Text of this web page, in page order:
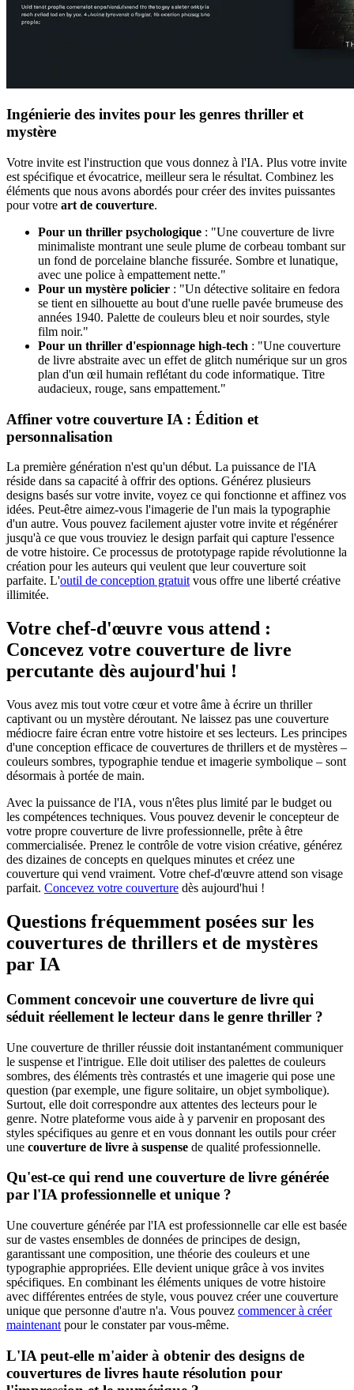
Ingénierie des invites pour les genres thriller et
mystère
Votre invite est l'instruction que vous donnez à l'IA. Plus votre invite
est spécifique et évocatrice, meilleur sera le résultat. Combinez les
éléments que nous avons abordés pour créer des invites puissantes
pour votre art de couverture.
Pour un thriller psychologique : "Une couverture de livre
minimaliste montrant une seule plume de corbeau tombant sur
un fond de porcelaine blanche fissurée. Sombre et lunatique,
avec une police à empattement nette."
Pour un mystère policier : "Un détective solitaire en fedora
se tient en silhouette au bout d'une ruelle pavée brumeuse des
années 1940. Palette de couleurs bleu et noir sourdes, style
film noir."
Pour un thriller d'espionnage high-tech : "Une couverture
de livre abstraite avec un effet de glitch numérique sur un gros
plan d'un œil humain reflétant du code informatique. Titre
audacieux, rouge, sans empattement."
Affiner votre couverture IA : Édition et
personnalisation
La première génération n'est qu'un début. La puissance de l'IA
réside dans sa capacité à offrir des options. Générez plusieurs
designs basés sur votre invite, voyez ce qui fonctionne et affinez vos
idées. Peut-être aimez-vous l'imagerie de l'un mais la typographie
d'un autre. Vous pouvez facilement ajuster votre invite et régénérer
jusqu'à ce que vous trouviez le design parfait qui capture l'essence
de votre histoire. Ce processus de prototypage rapide révolutionne la
création pour les auteurs qui veulent que leur couverture soit
parfaite. L'outil de conception gratuit vous offre une liberté créative
illimitée.
Votre chef-d'œuvre vous attend :
Concevez votre couverture de livre
percutante dès aujourd'hui !
Vous avez mis tout votre cœur et votre âme à écrire un thriller
captivant ou un mystère déroutant. Ne laissez pas une couverture
médiocre faire écran entre votre histoire et ses lecteurs. Les principes
d'une conception efficace de couvertures de thrillers et de mystères –
couleurs sombres, typographie tendue et imagerie symbolique – sont
désormais à portée de main.
Avec la puissance de l'IA, vous n'êtes plus limité par le budget ou
les compétences techniques. Vous pouvez devenir le concepteur de
votre propre couverture de livre professionnelle, prête à être
commercialisée. Prenez le contrôle de votre vision créative, générez
des dizaines de concepts en quelques minutes et créez une
couverture qui vend vraiment. Votre chef-d'œuvre attend son visage
parfait. Concevez votre couverture dès aujourd'hui !
Questions fréquemment posées sur les
couvertures de thrillers et de mystères
par IA
Comment concevoir une couverture de livre qui
séduit réellement le lecteur dans le genre thriller ?
Une couverture de thriller réussie doit instantanément communiquer
le suspense et l'intrigue. Elle doit utiliser des palettes de couleurs
sombres, des éléments très contrastés et une imagerie qui pose une
question (par exemple, une figure solitaire, un objet symbolique).
Surtout, elle doit correspondre aux attentes des lecteurs pour le
genre. Notre plateforme vous aide à y parvenir en proposant des
styles spécifiques au genre et en vous donnant les outils pour créer
une couverture de livre à suspense de qualité professionnelle.
Qu'est-ce qui rend une couverture de livre générée
par l'IA professionnelle et unique ?
Une couverture générée par l'IA est professionnelle car elle est basée
sur de vastes ensembles de données de principes de design,
garantissant une composition, une théorie des couleurs et une
typographie appropriées. Elle devient unique grâce à vos invites
spécifiques. En combinant les éléments uniques de votre histoire
avec différentes entrées de style, vous pouvez créer une couverture
unique que personne d'autre n'a. Vous pouvez commencer à créer
maintenant pour le constater par vous-même.
L'IA peut-elle m'aider à obtenir des designs de
couvertures de livres haute résolution pour